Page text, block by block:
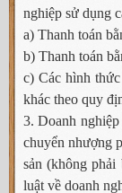
nghiệp sử dụng
a) Thanh toán
b) Thanh toán
c) Các hình
khác theo quy
3. Doanh
chuyển nhượng
sản (không phải
luật về doanh